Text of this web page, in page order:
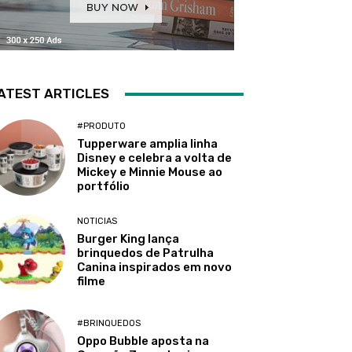
ARTICLES
#PRODUTO
Tupperware amplia linha
Disney e celebra a volta de
Mickey e Minnie Mouse ao
portfólio
NOTICIAS
Burger King lança
brinquedos de Patrulha
Canina inspirados em novo
filme
#BRINQUEDOS
Oppo Bubble aposta na